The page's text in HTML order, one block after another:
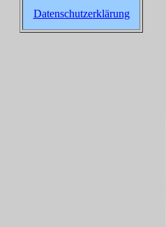
Datenschutzerklärung